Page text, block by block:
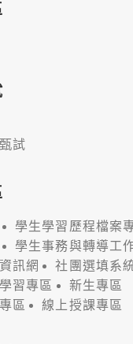
試
學生學習歷程檔案
學生事務與轉導工
訊網
社團選填系
習專區
新生專區
區
線上授課專區